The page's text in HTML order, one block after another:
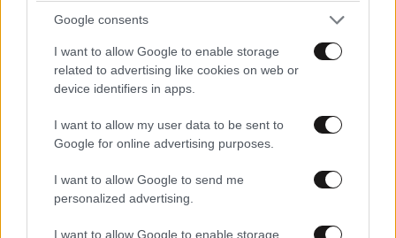
Google consents
I want to allow Google to enable storage
related to advertising like cookies on web or
device identifiers in apps.
I want to allow my user data to be sent to
Google for online advertising purposes.
I want to allow Google to send me
personalized advertising.
I want to allow Google to enable storage
Αυξητική & Ανόρθωση
Στήθους: Πώς συνδυάζονται
για το τέλειο, εξατομικευμένο
αποτέλεσμα